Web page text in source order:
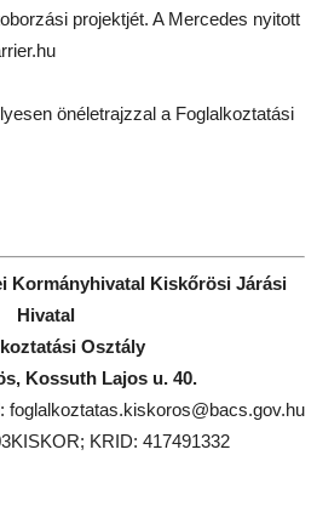
projektjét. A Mercedes nyitott
önéletrajzzal a Foglalkoztatási
Kormányhivatal Kiskőrösi Járási
Hivatal
Osztály
Kossuth Lajos u. 40.
foglalkoztatas.kiskoros@bacs.gov.hu
KRID: 417491332